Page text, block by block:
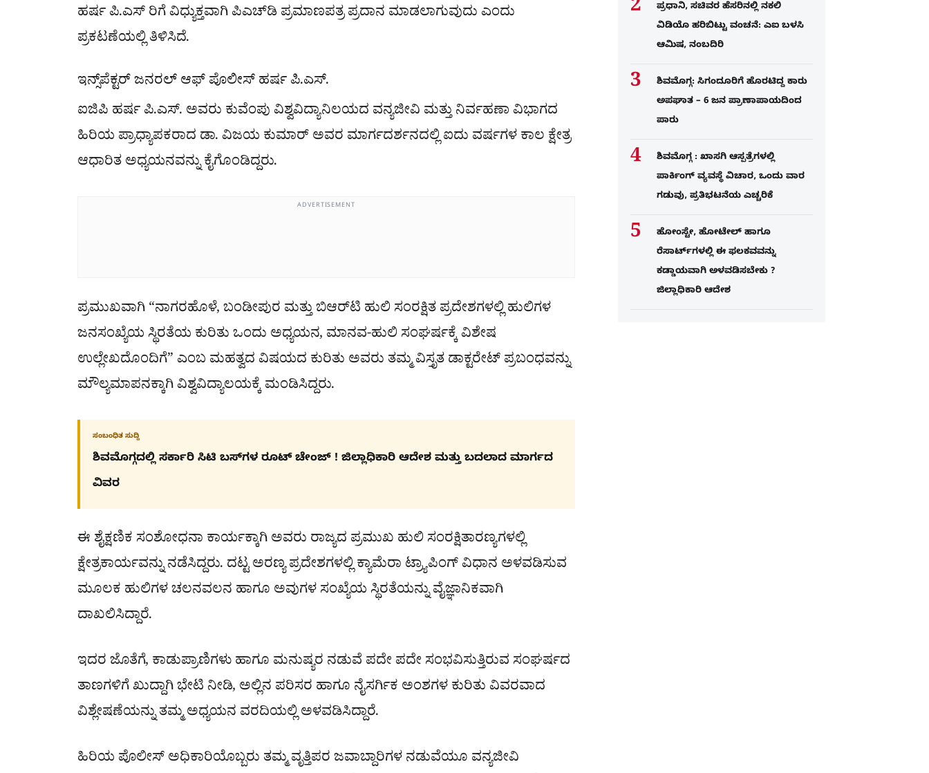
ಹರ್ಷ ಪಿ.ಎಸ್ ರಿಗೆ ವಿಧ್ಯುಕ್ತವಾಗಿ ಪಿಎಚ್‌ಡಿ ಪ್ರಮಾಣಪತ್ರ ಪ್ರದಾನ ಮಾಡಲಾಗುವುದು ಎಂದು
ಪ್ರಕಟಣೆಯಲ್ಲಿ ತಿಳಿಸಿದೆ.
ಇನ್ಸ್‌ಪೆಕ್ಟರ್ ಜನರಲ್ ಆಫ್ ಪೊಲೀಸ್ ಹರ್ಷ ಪಿ.ಎಸ್.
ಐಜಿಪಿ ಹರ್ಷ ಪಿ.ಎಸ್. ಅವರು ಕುವೆಂಪು ವಿಶ್ವವಿದ್ಯಾನಿಲಯದ ವನ್ಯಜೀವಿ ಮತ್ತು ನಿರ್ವಹಣಾ ವಿಭಾಗದ
ಹಿರಿಯ ಪ್ರಾಧ್ಯಾಪಕರಾದ ಡಾ. ವಿಜಯ ಕುಮಾರ್ ಅವರ ಮಾರ್ಗದರ್ಶನದಲ್ಲಿ ಐದು ವರ್ಷಗಳ ಕಾಲ ಕ್ಷೇತ್ರ
ಆಧಾರಿತ ಅಧ್ಯಯನವನ್ನು ಕೈಗೊಂಡಿದ್ದರು.
ADVERTISEMENT
ಪ್ರಮುಖವಾಗಿ “ನಾಗರಹೊಳೆ, ಬಂಡೀಪುರ ಮತ್ತು ಬಿಆರ್‌ಟಿ ಹುಲಿ ಸಂರಕ್ಷಿತ ಪ್ರದೇಶಗಳಲ್ಲಿ ಹುಲಿಗಳ
ಜನಸಂಖ್ಯೆಯ ಸ್ಥಿರತೆಯ ಕುರಿತು ಒಂದು ಅಧ್ಯಯನ, ಮಾನವ-ಹುಲಿ ಸಂಘರ್ಷಕ್ಕೆ ವಿಶೇಷ
ಉಲ್ಲೇಖದೊಂದಿಗೆ” ಎಂಬ ಮಹತ್ವದ ವಿಷಯದ ಕುರಿತು ಅವರು ತಮ್ಮ ವಿಸ್ತೃತ ಡಾಕ್ಟರೇಟ್ ಪ್ರಬಂಧವನ್ನು
ಮೌಲ್ಯಮಾಪನಕ್ಕಾಗಿ ವಿಶ್ವವಿದ್ಯಾಲಯಕ್ಕೆ ಮಂಡಿಸಿದ್ದರು.
ಸಂಬಂಧಿತ ಸುದ್ದಿ
ಶಿವಮೊಗ್ಗದಲ್ಲಿ ಸರ್ಕಾರಿ ಸಿಟಿ ಬಸ್​ಗಳ ರೂಟ್ ಚೇಂಜ್ ! ಜಿಲ್ಲಾಧಿಕಾರಿ ಆದೇಶ ಮತ್ತು ಬದಲಾದ ಮಾರ್ಗದ
ವಿವರ
ಈ ಶೈಕ್ಷಣಿಕ ಸಂಶೋಧನಾ ಕಾರ್ಯಕ್ಕಾಗಿ ಅವರು ರಾಜ್ಯದ ಪ್ರಮುಖ ಹುಲಿ ಸಂರಕ್ಷಿತಾರಣ್ಯಗಳಲ್ಲಿ
ಕ್ಷೇತ್ರಕಾರ್ಯವನ್ನು ನಡೆಸಿದ್ದರು. ದಟ್ಟ ಅರಣ್ಯ ಪ್ರದೇಶಗಳಲ್ಲಿ ಕ್ಯಾಮೆರಾ ಟ್ರ್ಯಾಪಿಂಗ್ ವಿಧಾನ ಅಳವಡಿಸುವ
ಮೂಲಕ ಹುಲಿಗಳ ಚಲನವಲನ ಹಾಗೂ ಅವುಗಳ ಸಂಖ್ಯೆಯ ಸ್ಥಿರತೆಯನ್ನು ವೈಜ್ಞಾನಿಕವಾಗಿ
ದಾಖಲಿಸಿದ್ದಾರೆ.
ಇದರ ಜೊತೆಗೆ, ಕಾಡುಪ್ರಾಣಿಗಳು ಹಾಗೂ ಮನುಷ್ಯರ ನಡುವೆ ಪದೇ ಪದೇ ಸಂಭವಿಸುತ್ತಿರುವ ಸಂಘರ್ಷದ
ತಾಣಗಳಿಗೆ ಖುದ್ದಾಗಿ ಭೇಟಿ ನೀಡಿ, ಅಲ್ಲಿನ ಪರಿಸರ ಹಾಗೂ ನೈಸರ್ಗಿಕ ಅಂಶಗಳ ಕುರಿತು ವಿವರವಾದ
ವಿಶ್ಲೇಷಣೆಯನ್ನು ತಮ್ಮ ಅಧ್ಯಯನ ವರದಿಯಲ್ಲಿ ಅಳವಡಿಸಿದ್ದಾರೆ.
ಹಿರಿಯ ಪೊಲೀಸ್ ಅಧಿಕಾರಿಯೊಬ್ಬರು ತಮ್ಮ ವೃತ್ತಿಪರ ಜವಾಬ್ದಾರಿಗಳ ನಡುವೆಯೂ ವನ್ಯಜೀವಿ
ಪ್ರಧಾನಿ, ಸಚಿವರ ಹೆಸರಿನಲ್ಲಿ ನಕಲಿ
ವಿಡಿಯೊ ಹರಿಬಿಟ್ಟು ವಂಚನೆ: ಎಐ ಬಳಸಿ
ಆಮಿಷ, ನಂಬದಿರಿ
ಶಿವಮೊಗ್ಗ: ಸಿಗಂದೂರಿಗೆ ಹೊರಟಿದ್ದ ಕಾರು
ಅಪಘಾತ – 6 ಜನ ಪ್ರಾಣಾಪಾಯದಿಂದ
ಪಾರು
ಶಿವಮೊಗ್ಗ : ಖಾಸಗಿ ಆಸ್ಪತ್ರೆಗಳಲ್ಲಿ
ಪಾರ್ಕಿಂಗ್​ ವ್ಯವಸ್ಥೆ ವಿಚಾರ, ಒಂದು ವಾರ
ಗಡುವು, ಪ್ರತಿಭಟನೆಯ ಎಚ್ಚರಿಕೆ
ಹೋಂಸ್ಟೇ, ಹೋಟೇಲ್ ಹಾಗೂ
ರೆಸಾರ್ಟ್‌ಗಳಲ್ಲಿ ಈ ಫಲಕವವನ್ನು
ಕಡ್ಡಾಯವಾಗಿ ಅಳವಡಿಸಬೇಕು ?
ಜಿಲ್ಲಾಧಿಕಾರಿ ಆದೇಶ